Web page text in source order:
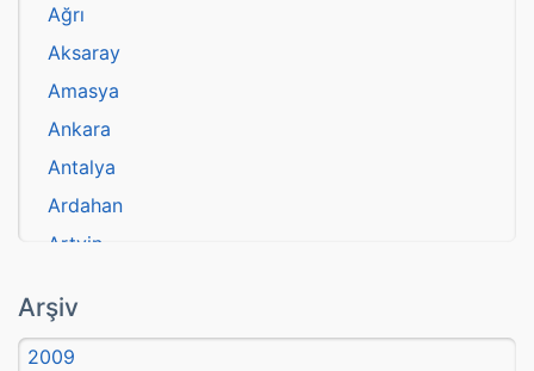
Ağrı
Aksaray
Amasya
Ankara
Antalya
Ardahan
Artvin
Aydın
Balıkesir
Arşiv
2009